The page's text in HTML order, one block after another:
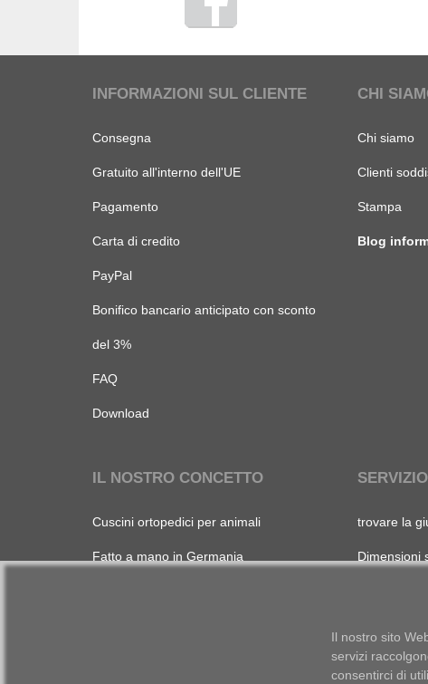
INFORMAZIONI SUL CLIENTE
Consegna
Gratuito all'interno dell'UE
Pagamento
Carta di credito
PayPal
Bonifico bancario anticipato con sconto
del 3%
FAQ
Download
CHI
Chi siamo
Clienti
Stampa
Blog
IL NOSTRO CONCETTO
Cuscini ortopedici per animali
Fatto a mano in Germania
SERVIZIO
trovare la
Dimensioni
Ricama
Il nostro sito
servizi
consentirci di